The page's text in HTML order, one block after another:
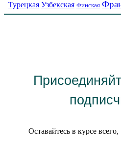
Турецкая Узбекская Финская
Оставайтесь в курсе